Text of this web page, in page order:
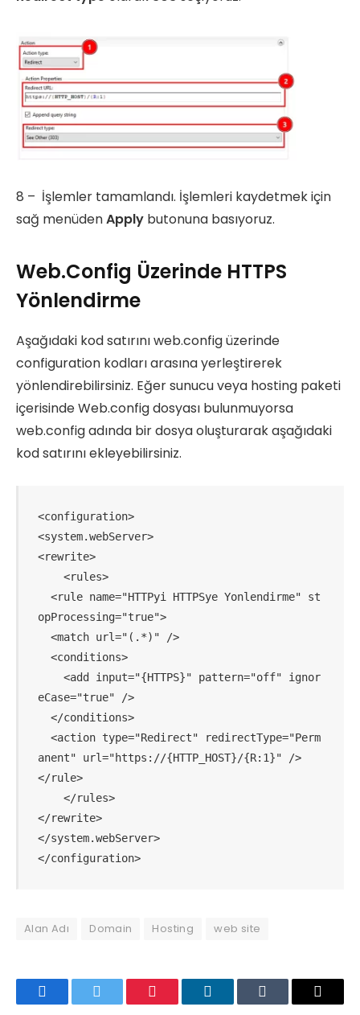
8 – İşlemler tamamlandı. İşlemleri kaydetmek için
sağ menüdenApply butonuna basıyoruz.
Web.Config Üzerinde HTTPS
Yönlendirme
Aşağıdaki kod satırını web.config üzerinde
configuration kodları arasına yerleştirerek
yönlendirebilirsiniz. Eğer sunucu veya hosting paketi
içerisinde Web.config dosyası bulunmuyorsa
web.config adında bir dosya oluşturarak aşağıdaki
kod satırını ekleyebilirsiniz.
<configuration>
<system.webServer>
<rewrite>
    <rules>
  <rule name="HTTPyi HTTPSye Yonlendirme" st
opProcessing="true">
  <match url="(.*)" />
  <conditions>
    <add input="{HTTPS}" pattern="off" ignor
eCase="true" />
  </conditions>
  <action type="Redirect" redirectType="Perm
anent" url="https://{HTTP_HOST}/{R:1}" />
</rule>
    </rules>
</rewrite>
</system.webServer>
</configuration>
Alan Adı Domain Hosting web site
FacebookTwitter Pinterest LinkedInTumblr Email